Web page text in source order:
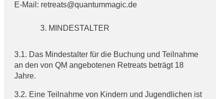
E-Mail: retreats@quantummagic.de
MINDESTALTER
3.1. Das Mindestalter für die Buchung und Teilnahme
an den von QM angebotenen Retreats beträgt 18
Jahre.
3.2. Eine Teilnahme von Kindern und Jugendlichen ist